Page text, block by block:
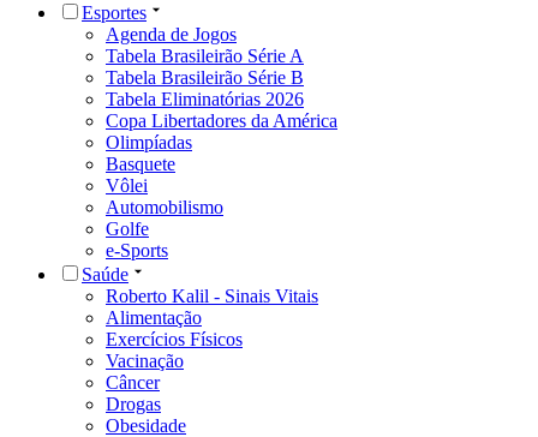
Esportes
Agenda de Jogos
Tabela Brasileirão Série A
Tabela Brasileirão Série B
Tabela Eliminatórias 2026
Copa Libertadores da América
Olimpíadas
Basquete
Vôlei
Automobilismo
Golfe
e-Sports
Saúde
Roberto Kalil - Sinais Vitais
Alimentação
Exercícios Físicos
Vacinação
Câncer
Drogas
Obesidade